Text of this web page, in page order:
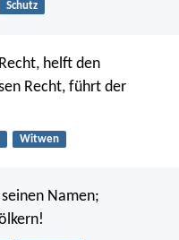
Schutz
helft den
Recht, führt der
Witwen
Namen;